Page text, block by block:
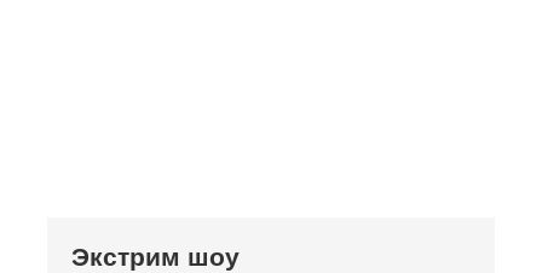
Экстрим шоу